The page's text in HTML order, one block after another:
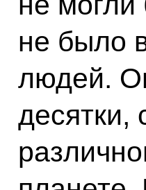
не было
людей.
десятки,